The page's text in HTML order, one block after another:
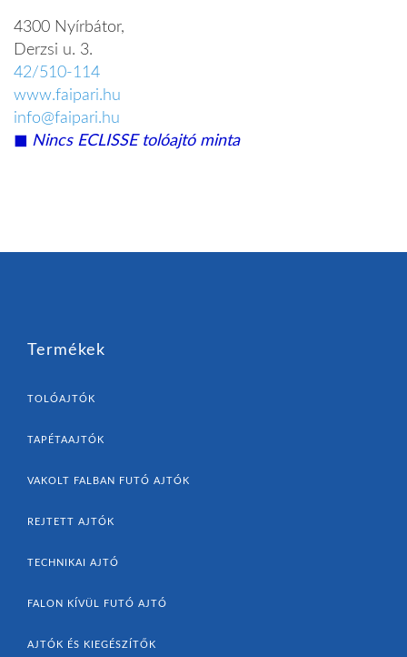
4300 Nyírbátor,
Derzsi u. 3.
42/510-114
www.faipari.hu
info@faipari.hu
◼︎ Nincs ECLISSE tolóajtó minta
Termékek
TOLÓAJTÓK
TAPÉTAAJTÓK
VAKOLT FALBAN FUTÓ AJTÓK
REJTETT AJTÓK
TECHNIKAI AJTÓ
FALON KÍVÜL FUTÓ AJTÓ
AJTÓK ÉS KIEGÉSZÍTŐK